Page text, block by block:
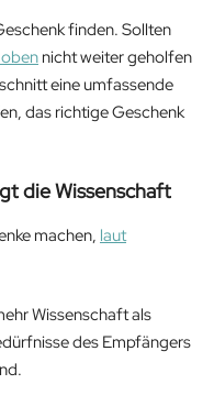
finden. Sollten
nicht weiter geholfen
eine umfassende
das richtige Geschenk
die Wissenschaft
machen, laut
Wissenschaft als
des Empfängers